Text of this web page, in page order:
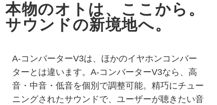
本物のオトは、ここから。
サウンドの新境地へ。
A-コンバーターV3は、ほかのイヤホンコンバー
ターとは違います。A-コンバーターV3なら、高
音・中音・低音を個別で調整可能。精巧にチュー
ニングされたサウンドで、ユーザーが聴きたい音